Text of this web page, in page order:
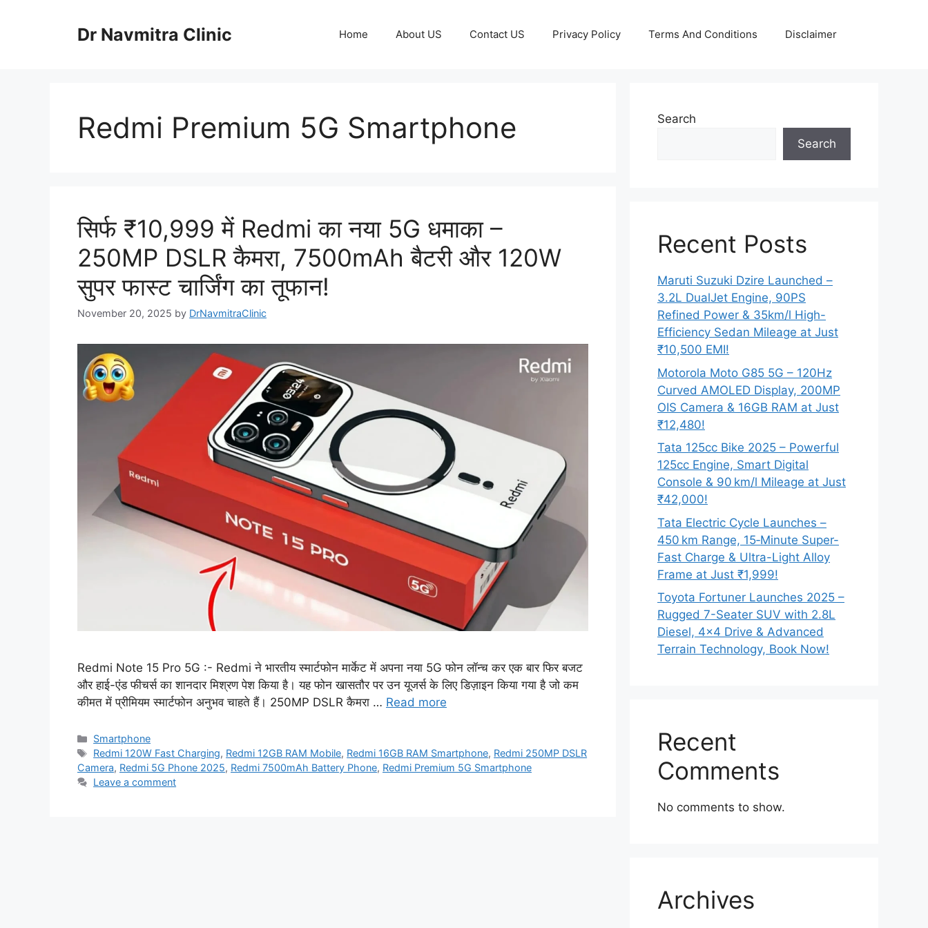
Dr Navmitra Clinic Home About US Contact US Privacy Policy Terms And Conditions Disclaimer
Redmi Premium 5G Smartphone
सिर्फ ₹10,999 में Redmi का नया 5G धमाका –
250MP DSLR कैमरा, 7500mAh बैटरी और 120W
सुपर फास्ट चार्जिंग का तूफान!
November 20, 2025 by DrNavmitraClinic
Redmi Note 15 Pro 5G :- Redmi ने भारतीय स्मार्टफोन मार्केट में अपना नया 5G फोन लॉन्च कर एक बार फिर बजट
और हाई-एंड फीचर्स का शानदार मिश्रण पेश किया है। यह फोन खासतौर पर उन यूजर्स के लिए डिज़ाइन किया गया है जो कम
कीमत में प्रीमियम स्मार्टफोन अनुभव चाहते हैं। 250MP DSLR कैमरा … Read more
Categories
Smartphone
Tags
Redmi 120W Fast Charging, Redmi 12GB RAM Mobile, Redmi 16GB RAM Smartphone, Redmi 250MP DSLR
Camera, Redmi 5G Phone 2025, Redmi 7500mAh Battery Phone, Redmi Premium 5G Smartphone
Leave a comment
Search
Search
Recent Posts
Maruti Suzuki Dzire Launched –
3.2L DualJet Engine, 90PS
Refined Power & 35km/l High-
Efficiency Sedan Mileage at Just
₹10,500 EMI!
Motorola Moto G85 5G – 120Hz
Curved AMOLED Display, 200MP
OIS Camera & 16GB RAM at Just
₹12,480!
Tata 125cc Bike 2025 – Powerful
125cc Engine, Smart Digital
Console & 90 km/l Mileage at Just
₹42,000!
Tata Electric Cycle Launches –
450 km Range, 15‑Minute Super-
Fast Charge & Ultra-Light Alloy
Frame at Just ₹1,999!
Toyota Fortuner Launches 2025 –
Rugged 7-Seater SUV with 2.8L
Diesel, 4×4 Drive & Advanced
Terrain Technology, Book Now!
Recent
Comments
No comments to show.
Archives